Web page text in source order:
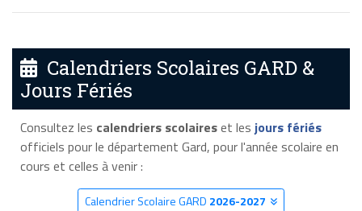
Calendriers Scolaires GARD &
Jours Fériés
Consultez les calendriers scolaireset les jours fériés
officiels pour le département Gard, pour l'année scolaire en
cours et celles à venir :
Calendrier Scolaire GARD 2026-2027